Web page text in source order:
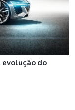
evolução do